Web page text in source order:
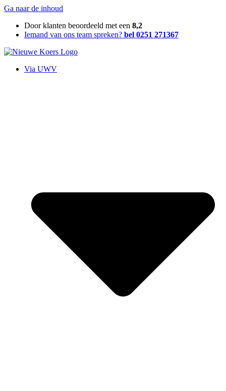
Ga naar de inhoud
Door klanten beoordeeld met een 8,2
Iemand van ons team spreken? bel 0251 271367
Via UWV